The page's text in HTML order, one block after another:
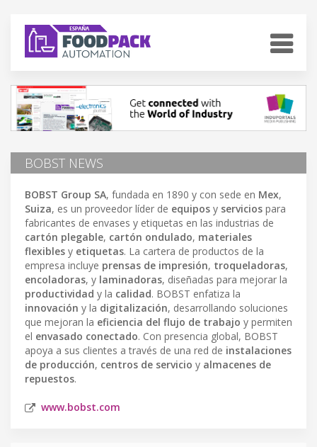
BOBST NEWS
BOBST Group SA, fundada en 1890 y con sede en Mex,
Suiza, es un proveedor líder de equipos y servicios para
fabricantes de envases y etiquetas en las industrias de
cartón plegable, cartón ondulado, materiales
flexibles y etiquetas. La cartera de productos de la
empresa incluye prensas de impresión, troqueladoras,
encoladoras, y laminadoras, diseñadas para mejorar la
productividad y la calidad. BOBST enfatiza la
innovación y la digitalización, desarrollando soluciones
que mejoran la eficiencia del flujo de trabajo y permiten
el envasado conectado. Con presencia global, BOBST
apoya a sus clientes a través de una red de instalaciones
de producción, centros de servicio y almacenes de
repuestos.
www.bobst.com